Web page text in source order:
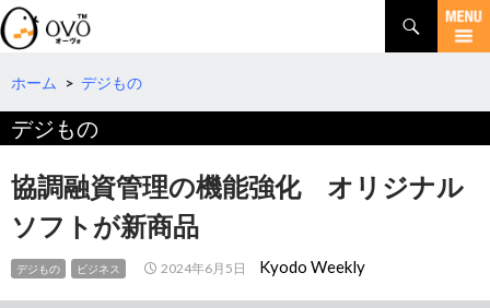
検
索
コ
テ
ツ
へ
ホーム > デジもの
デジもの
協調融資管理の機能強化 オリジナル
ソフトが新商品
デジもの ビジネス 2024年6月5日 Kyodo Weekly